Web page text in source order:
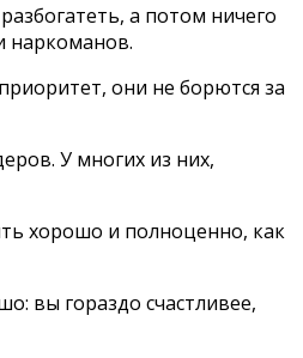
а потом ничего
наркоманов.
они не борются за
У многих из них,
хорошо и полноценно, как
вы гораздо счастливее,